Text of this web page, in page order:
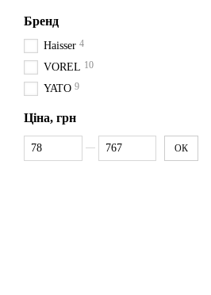
Бренд
Haisser 4
VOREL 10
YATO 9
Ціна, грн
Від Ціна, грн
До Ціна, грн
ОК